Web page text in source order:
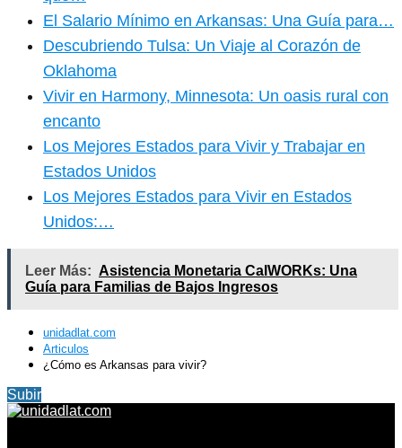
El Salario Mínimo en Arkansas: Una Guía para…
Descubriendo Tulsa: Un Viaje al Corazón de
Oklahoma
Vivir en Harmony, Minnesota: Un oasis rural con
encanto
Los Mejores Estados para Vivir y Trabajar en
Estados Unidos
Los Mejores Estados para Vivir en Estados
Unidos:…
Leer Más: Asistencia Monetaria CalWORKs: Una
Guía para Familias de Bajos Ingresos
unidadlat.com
Articulos
¿Cómo es Arkansas para vivir?
Subir